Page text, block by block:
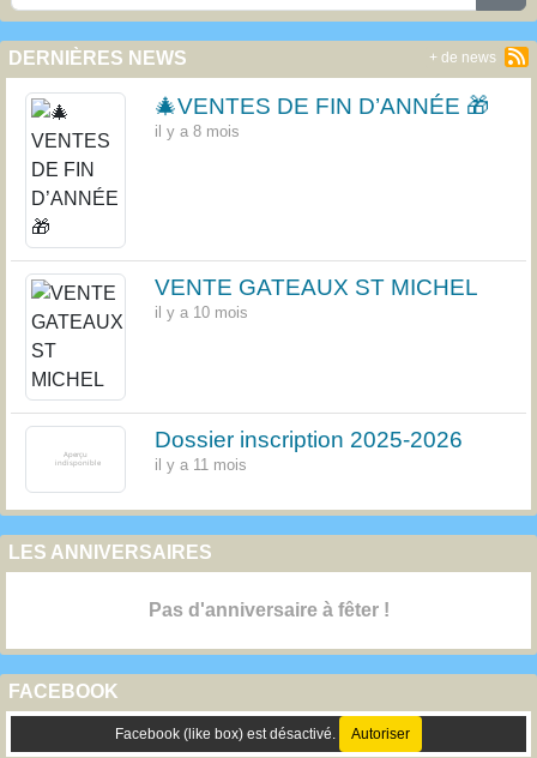
DERNIÈRES NEWS
🎄VENTES DE FIN D’ANNÉE 🎁
il y a 8 mois
VENTE GATEAUX ST MICHEL
il y a 10 mois
Dossier inscription 2025-2026
il y a 11 mois
+ de news
LES ANNIVERSAIRES
Pas d'anniversaire à fêter !
FACEBOOK
Facebook (like box) est désactivé. Autoriser